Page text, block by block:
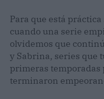
Para que está
cuando una serie
olvidemos que
y Sabrina, series que
primeras temporadas
terminaron